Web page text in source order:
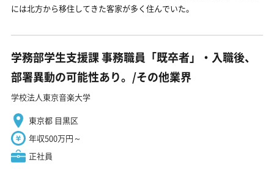
には北方から移住してきた客家が多く住んでいた。
学務部学生支援課 事務職員「既卒者」・入職後、
部署異動の可能性あり。/その他業界
学校法人東京音楽大学
東京都 目黒区
年収500万円～
正社員